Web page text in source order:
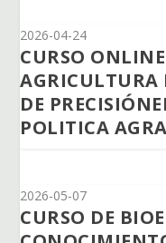
2026-04-24
CURSO
AGRICULTURA
DE
POLITICA
2026-05-07
CURSO DE